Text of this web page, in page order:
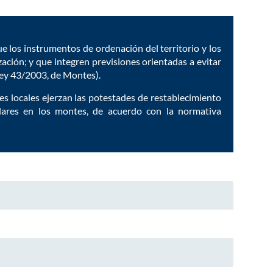
los instrumentos de ordenación del territorio y los
y que integren previsiones orientadas a evitar
43/2003, de Montes).
locales ejerzan las potestades de restablecimiento
en los montes, de acuerdo con la normativa